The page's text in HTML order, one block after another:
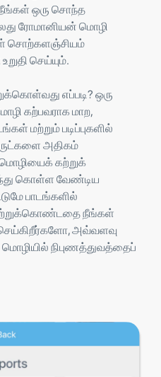
ஒரு சொந்த
ரோமானியன் மொழி
சொற்களஞ்சியம்
செய்யும்.
எப்படி? ஒரு
கற்பவராக மாற,
மற்றும் படிப்புகளில்
அதிகம்
கற்றுக்
கொள்ள வேண்டிய
பாடங்களில்
நீங்கள்
செய்கிறீர்களோ, அவ்வளவு
நிபுணத்துவத்தைப்